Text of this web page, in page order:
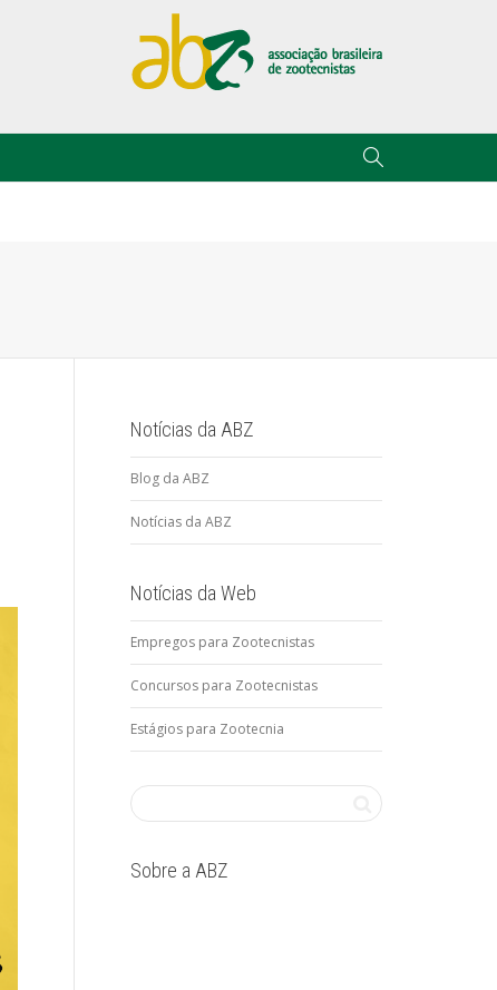
Notícias da ABZ
Blog da ABZ
Notícias da ABZ
Notícias da Web
Empregos para Zootecnistas
Concursos para Zootecnistas
Estágios para Zootecnia
Sobre a ABZ